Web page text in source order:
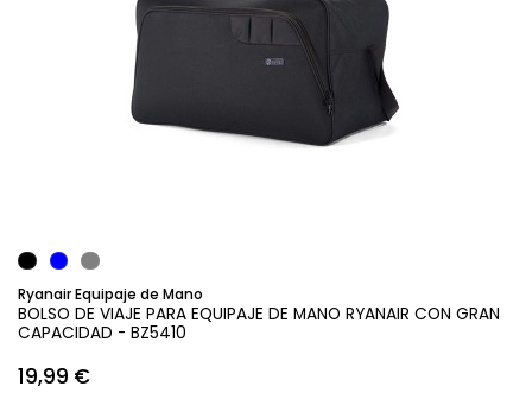
Ryanair Equipaje de Mano
BOLSO DE VIAJE PARA EQUIPAJE DE MANO RYANAIR CON GRAN
CAPACIDAD - BZ5410
19,99 €
Añadir al carrito